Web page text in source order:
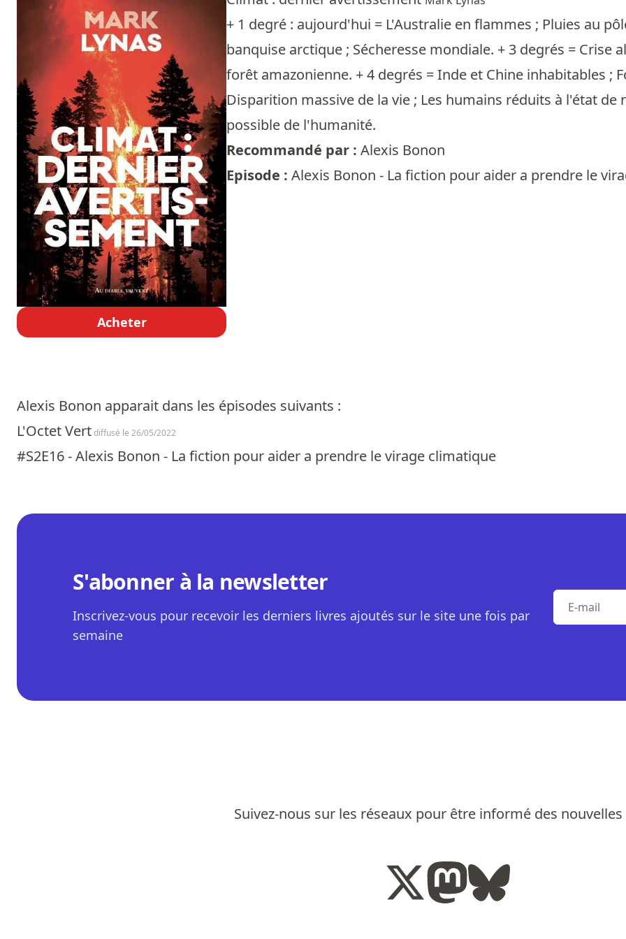
Acheter
+ 1 degré : aujourd'hui = L'Australie en flammes ; Pluies au
banquise arctique ; Sécheresse mondiale. + 3 degrés =
forêt amazonienne. + 4 degrés = Inde et Chine inhabitables ;
Disparition massive de la vie ; Les humains réduits à l'état
possible de l'humanité.
Recommandé par : Alexis Bonon
Episode : Alexis Bonon - La fiction pour aider a prendre le
Alexis Bonon apparait dans les épisodes suivants :
L'Octet Vertdiffusé le 26/05/2022
#S2E16 - Alexis Bonon - La fiction pour aider a prendre le virage climatique
S'abonner à la newsletter
Inscrivez-vous pour recevoir les derniers livres ajoutés sur le site une fois par
semaine
E-mail
Suivez-nous sur les réseaux pour être informé des